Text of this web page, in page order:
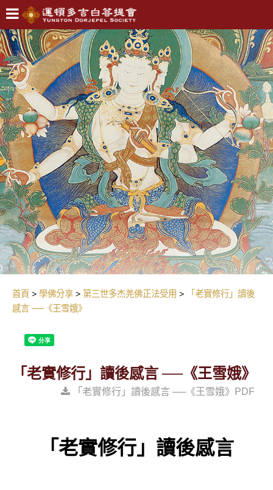
首頁 學佛分享 第三世多杰羌佛正法受用
「老實修行」讀後
感言 ──《王雪娥》
「老實修行」讀後感言 ──《王雪娥》
「老實修行」讀後感言 ──《王雪娥》PDF
「老實修行」讀後感言